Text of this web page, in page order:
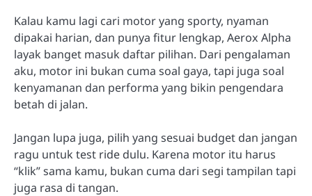
Kalau kamu lagi cari motor yang sporty, nyaman
dipakai harian, dan punya fitur lengkap, Aerox Alpha
layak banget masuk daftar pilihan. Dari pengalaman
aku, motor ini bukan cuma soal gaya, tapi juga soal
kenyamanan dan performa yang bikin pengendara
betah di jalan.
Jangan lupa juga, pilih yang sesuai budget dan jangan
ragu untuk test ride dulu. Karena motor itu harus
“klik” sama kamu, bukan cuma dari segi tampilan tapi
juga rasa di tangan.